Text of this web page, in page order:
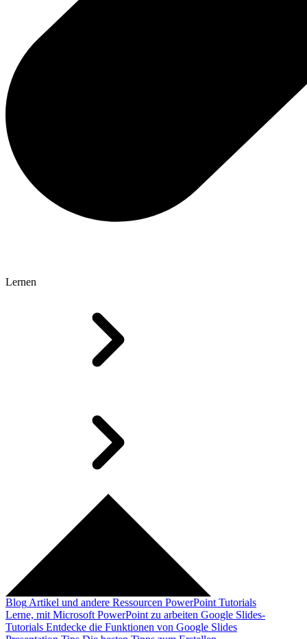
Lernen
Blog Artikel und andere Ressourcen PowerPoint Tutorials
Lerne, mit Microsoft PowerPoint zu arbeiten Google Slides-
Tutorials Entdecke die Funktionen von Google Slides